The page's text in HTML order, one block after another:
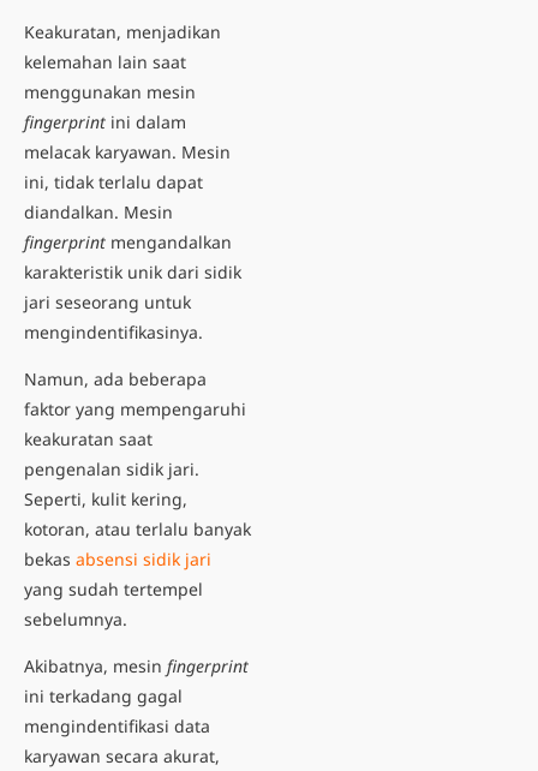
Keakuratan, menjadikan
kelemahan lain saat
menggunakan mesin
fingerprint ini dalam
melacak karyawan. Mesin
ini, tidak terlalu dapat
diandalkan. Mesin
fingerprint mengandalkan
karakteristik unik dari sidik
jari seseorang untuk
mengindentifikasinya.
Namun, ada beberapa
faktor yang mempengaruhi
keakuratan saat
pengenalan sidik jari.
Seperti, kulit kering,
kotoran, atau terlalu banyak
bekas absensi sidik jari
yang sudah tertempel
sebelumnya.
Akibatnya, mesin fingerprint
ini terkadang gagal
mengindentifikasi data
karyawan secara akurat,